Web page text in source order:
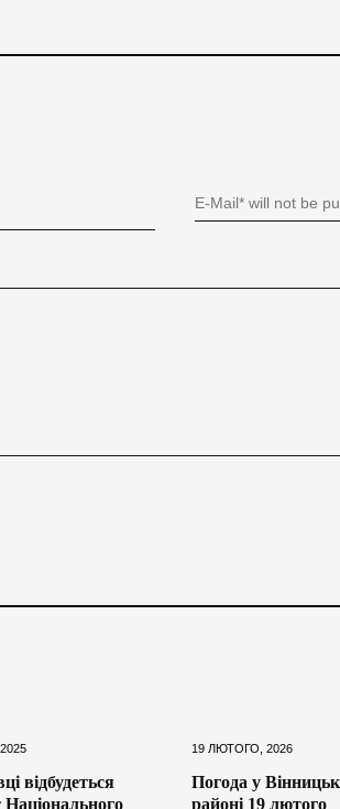
відбудеться
Національного
19 ЛЮТОГО, 2026
Погода у
районі 19 лютого